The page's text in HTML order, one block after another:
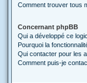
Comment trouver tous
Concernant phpBB
Qui a développé ce
Pourquoi la
Qui contacter pour les
Comment puis-je